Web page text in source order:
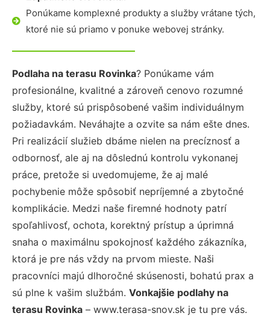
Ponúkame komplexné produkty a služby vrátane tých,
ktoré nie sú priamo v ponuke webovej stránky.
Podlaha na terasu Rovinka? Ponúkame vám
profesionálne, kvalitné a zároveň cenovo rozumné
služby, ktoré sú prispôsobené vašim individuálnym
požiadavkám. Neváhajte a ozvite sa nám ešte dnes.
Pri realizácií služieb dbáme nielen na precíznosť a
odbornosť, ale aj na dôslednú kontrolu vykonanej
práce, pretože si uvedomujeme, že aj malé
pochybenie môže spôsobiť nepríjemné a zbytočné
komplikácie. Medzi naše firemné hodnoty patrí
spoľahlivosť, ochota, korektný prístup a úprimná
snaha o maximálnu spokojnosť každého zákazníka,
ktorá je pre nás vždy na prvom mieste. Naši
pracovníci majú dlhoročné skúsenosti, bohatú prax a
sú plne k vašim službám. Vonkajšie podlahy na
terasu Rovinka – www.terasa-snov.sk je tu pre vás.